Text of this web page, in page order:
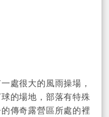
處很大的風雨操場 ，
的場地，部落有特殊
傳奇露營區所處的裡